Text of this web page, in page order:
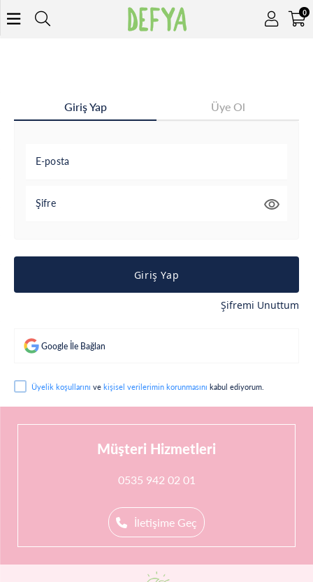
0
Giriş Yap Üye Ol
E-posta
Şifre
Giriş Yap
Şifremi Unuttum
Google İle Bağlan
Üyelik koşullarını ve kişisel verilerimin korunmasını kabul ediyorum.
Müşteri Hizmetleri
0535 942 02 01
İletişime Geç